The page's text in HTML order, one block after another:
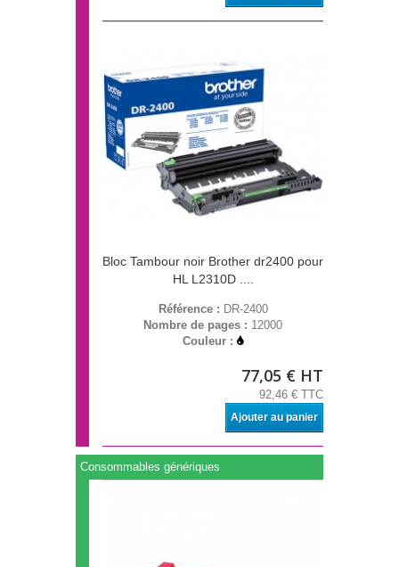
Bloc Tambour noir Brother dr2400 pour
HL L2310D ....
Référence : DR-2400
Nombre de pages : 12000
Couleur :
77,05 € HT
92,46 € TTC
Ajouter au panier
Consommables génériques